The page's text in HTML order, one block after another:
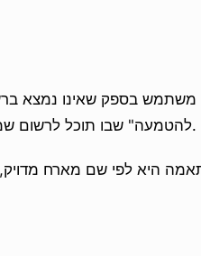
בספק שאינו נמצא
להטמעה" שבו תוכל לרשום שמות מארחים נוספים לסמוך עליהם, בנוסף לספקים המובנים.
היא לפי שם מארח